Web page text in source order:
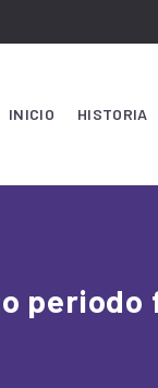
INICIO HISTORIA
periodo